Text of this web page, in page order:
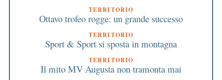
TERRITORIO
Ottavo trofeo rogge: un grande successo
TERRITORIO
Sport & Sport si sposta in montagna
TERRITORIO
Il mito MV Augusta non tramonta mai